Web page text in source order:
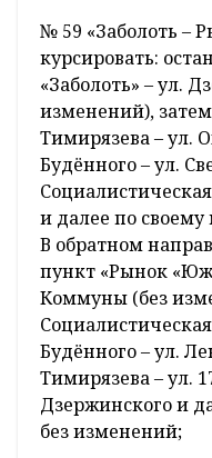
№ 59 «Заболоть –
курсировать:
«Заболоть» – ул.
изменений), затем
Тимирязева – ул.
Будённого – ул.
и далее по
В обратном
пункт «Рынок
Коммуны (без
Будённого – ул.
Тимирязева – ул.
Дзержинского и
без изменений;